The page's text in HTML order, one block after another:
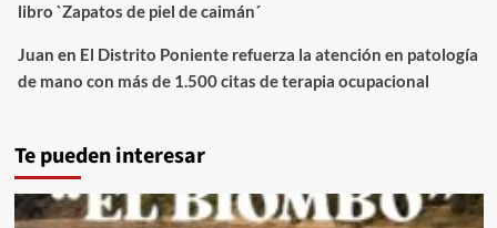
libro `Zapatos de piel de caimán´
Juan en El Distrito Poniente refuerza la atención en patología
de mano con más de 1.500 citas de terapia ocupacional
Te pueden interesar